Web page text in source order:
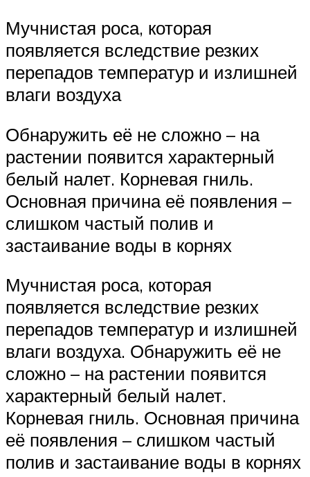
Мучнистая роса, которая
появляется вследствие резких
перепадов температур и излишней
влаги воздуха
Обнаружить её не сложно – на
растении появится характерный
белый налет. Корневая гниль.
Основная причина её появления –
слишком частый полив и
застаивание воды в корнях
Мучнистая роса, которая
появляется вследствие резких
перепадов температур и излишней
влаги воздуха. Обнаружить её не
сложно – на растении появится
характерный белый налет.
Корневая гниль. Основная причина
её появления – слишком частый
полив и застаивание воды в корнях